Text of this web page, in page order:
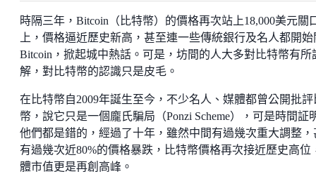
時隔三年，Bitcoin（比特幣）的價格再次站上18,000美元關
上，價格逼近歷史新高，甚至連一些傳統銀行及名人都開始
Bitcoin，掀起城中熱話。可是，坊間的人大多對比特幣有所
解，對比特幣的認識只是皮毛。
在比特幣自2009年誕生至今，不少名人、媒體都曾公開批評
幣，說它只是一個龐氏騙局（Ponzi Scheme），可是時間証
他們都是錯的，經過了十年，雖然中間有過幾次重大調整，
有過幾次近80%的價格暴跌，比特幣價格再次接近歷史高位
體市值更是再創高峰。